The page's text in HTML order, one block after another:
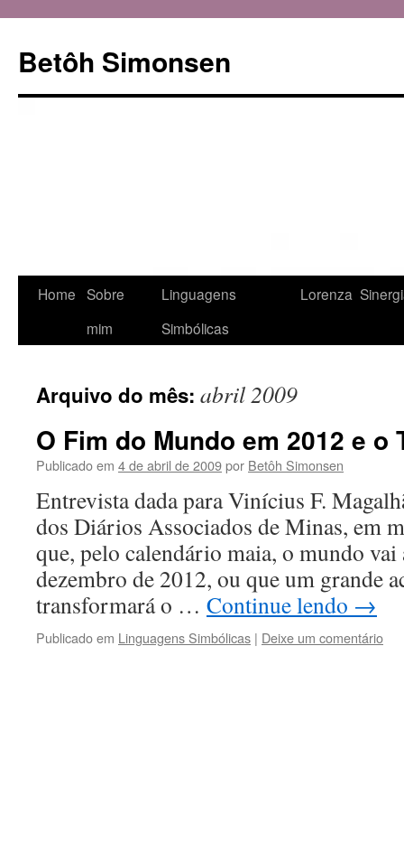
Betôh Simonsen
Pular
conteúdo
Home Sobre
mim
Linguagens
Simbólicas
Lorenza
Arquivo do mês: abril 2009
O Fim do Mundo em 2012 e o
Publicado em 4 de abril de 2009por Betôh Simonsen
Entrevista dada para Vinícius F.
dos Diários Associados de Minas, em
que, pelo calendário maia, o mundo vai
dezembro de 2012, ou que um grande
transformará o … Continue lendo →
Publicado em Linguagens Simbólicas | Deixe um comentário